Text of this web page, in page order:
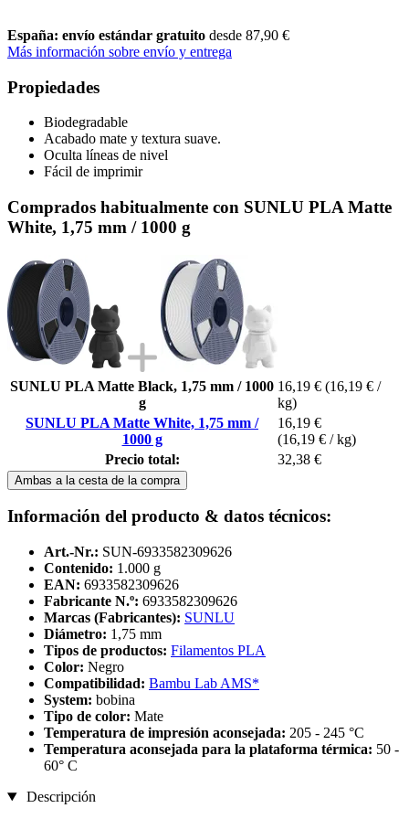
España: envío estándar gratuito desde 87,90 €
Más información sobre envío y entrega
Propiedades
Biodegradable
Acabado mate y textura suave.
Oculta líneas de nivel
Fácil de imprimir
Comprados habitualmente con SUNLU PLA Matte
White, 1,75 mm / 1000 g
SUNLU PLA Matte Black, 1,75 mm / 1000
g
16,19 € (16,19 € /
kg)
SUNLU PLA Matte White, 1,75 mm /
1000 g
16,19 €
(16,19 € / kg)
Precio total:
32,38 €
Ambas a la cesta de la compra
Información del producto & datos técnicos:
Art.-Nr.: SUN-6933582309626
Contenido: 1.000 g
EAN: 6933582309626
Fabricante N.º: 6933582309626
Marcas (Fabricantes): SUNLU
Diámetro: 1,75 mm
Tipos de productos: Filamentos PLA
Color: Negro
Compatibilidad: Bambu Lab AMS*
System: bobina
Tipo de color: Mate
Temperatura de impresión aconsejada: 205 - 245 °C
Temperatura aconsejada para la plataforma térmica: 50 -
60° C
Descripción